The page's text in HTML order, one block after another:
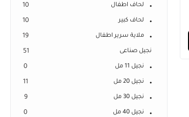
لحاف اطفال 10
لحاف كبير 10
ملاية سرير اطفال 19
نجيل صناعى 51
نجيل 11 مل 0
نجيل 20 مل 11
نجيل 30 مل 9
نجيل 40 مل 0